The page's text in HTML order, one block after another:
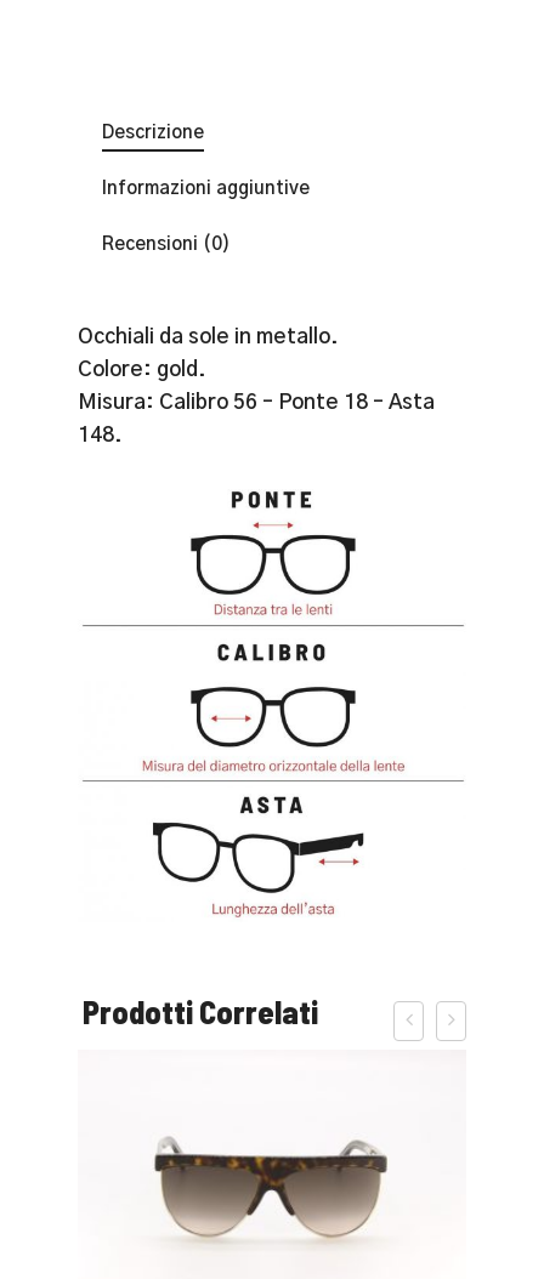
Descrizione
Informazioni aggiuntive
Recensioni (0)
Occhiali da sole in metallo.
Colore: gold.
Misura: Calibro 56 – Ponte 18 – Asta
148.
Prodotti Correlati